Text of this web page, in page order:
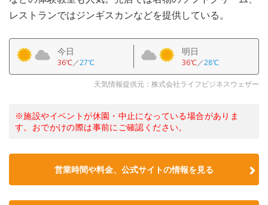
レストランではジンギスカンなどを提供している。
今日
36℃／27℃
明日
36℃／28℃
天気情報提供元：株式会社ライフビジネスウェザー
※施設やイベントが休園・中止になっている場合がありま
す。おでかけの際は事前にご確認ください。
営業時間や料金、公式サイトの情報を見る